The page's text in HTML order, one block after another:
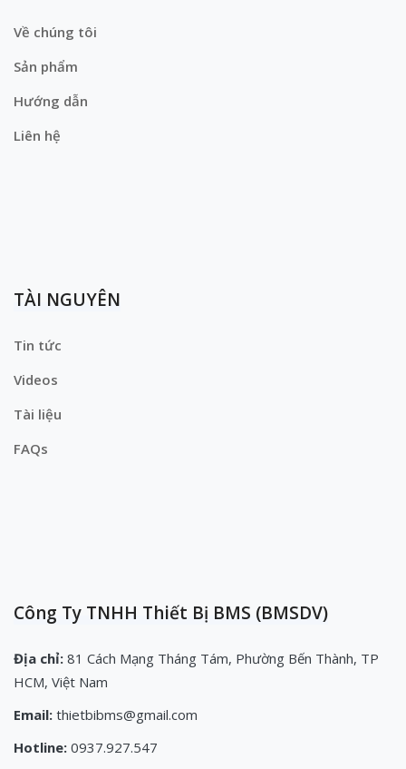
Về chúng tôi
Sản phẩm
Hướng dẫn
Liên hệ
TÀI NGUYÊN
Tin tức
Videos
Tài liệu
FAQs
Công Ty TNHH Thiết Bị BMS (BMSDV)
Địa chỉ: 81 Cách Mạng Tháng Tám, Phường Bến Thành, TP
HCM, Việt Nam
Email: thietbibms@gmail.com
Hotline: 0937.927.547